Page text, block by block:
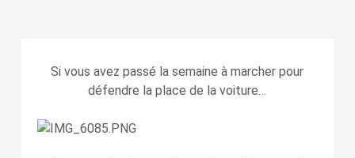
Si vous avez passé la semaine à marcher pour
défendre la place de la voiture…